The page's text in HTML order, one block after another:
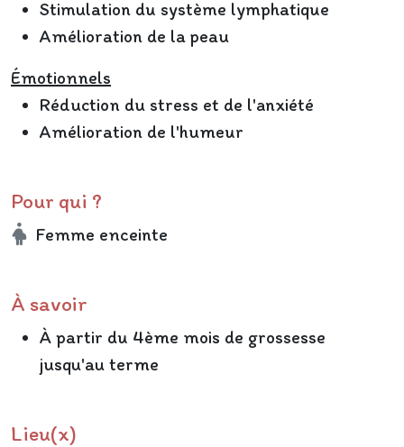
Stimulation du système lymphatique
Amélioration de la peau
Émotionnels
Réduction du stress et de l'anxiété
Amélioration de l'humeur
Pour qui ?
Femme enceinte
À savoir
À partir du 4ème mois de grossesse
jusqu'au terme
Lieu(x)